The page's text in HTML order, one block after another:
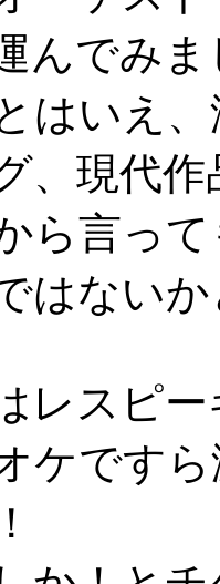
んでみま
はいえ
、現代
ら言っ
はない
レスピ
ケです